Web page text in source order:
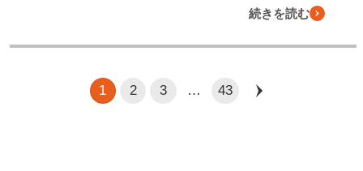
続きを読む
1 2 3 … 43